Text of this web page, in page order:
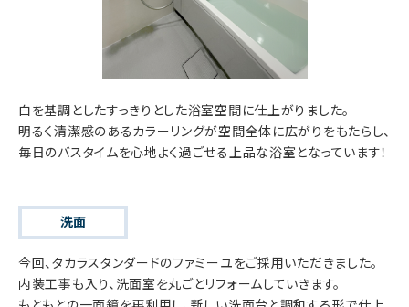
白を基調としたすっきりとした浴室空間に仕上がりました。
明るく清潔感のあるカラーリングが空間全体に広がりをもたらし、
毎日のバスタイムを心地よく過ごせる上品な浴室となっています！
洗面
今回、タカラスタンダードのファミーユをご採用いただきました。
内装工事も入り、洗面室を丸ごとリフォームしていきます。